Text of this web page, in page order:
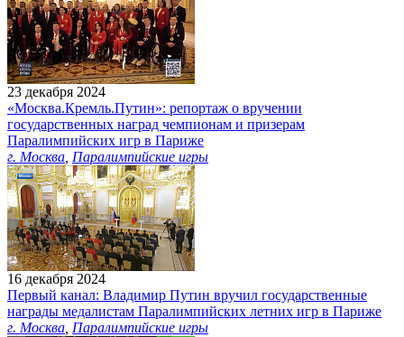
23 декабря 2024
«Москва.Кремль.Путин»: репортаж о вручении
государственных наград чемпионам и призерам
Паралимпийских игр в Париже
г. Москва Паралимпийские игры
16 декабря 2024
Первый канал: Владимир Путин вручил государственные
награды медалистам Паралимпийских летних игр в Париже
г. Москва Паралимпийские игры